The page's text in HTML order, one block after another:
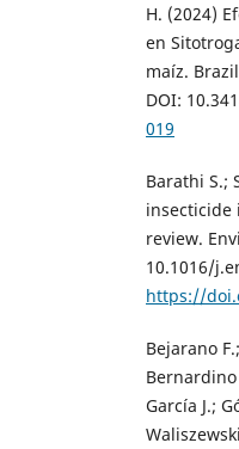
H. (2024)
en
maíz.
DOI:
019
Barathi S.;
insecticide
review.
10.1016/
https://
Bejarano
Bernardino
García J.;